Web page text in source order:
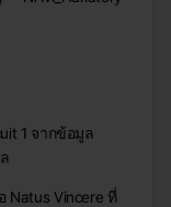
1 จากข้อมูล
Natus Vincere ที่